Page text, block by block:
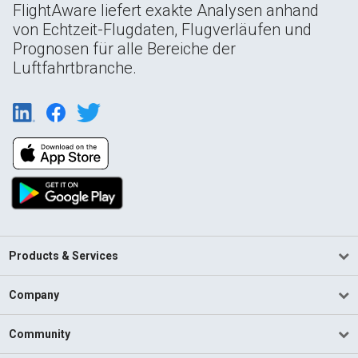
FlightAware liefert exakte Analysen anhand
von Echtzeit-Flugdaten, Flugverläufen und
Prognosen für alle Bereiche der
Luftfahrtbranche.
Products & Services
Company
Community